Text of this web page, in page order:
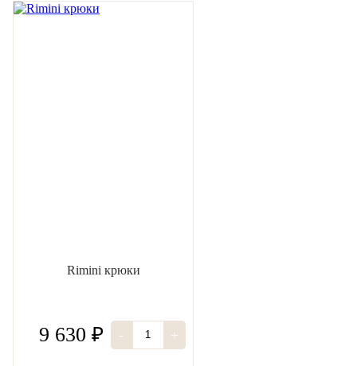
Rimini крюки
9 630 ₽ - +